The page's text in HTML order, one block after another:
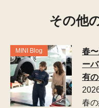
その他
MINI Blog
春
ー
有
春